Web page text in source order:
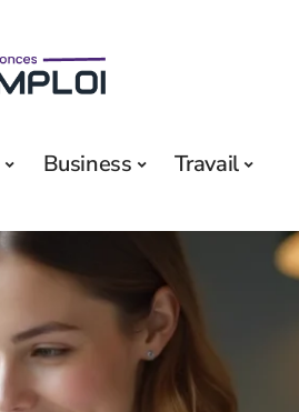
Business Travail